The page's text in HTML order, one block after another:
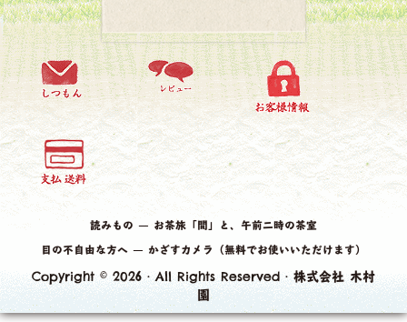
読みもの ― お茶旅「間」と、午前二時の茶室
目の不自由な方へ ― かざすカメラ（無料でお使いいただけます）
Copyright © 2026 · All Rights Reserved · 株式会社 木村
園